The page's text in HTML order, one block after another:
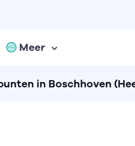
Meer
in Boschhoven